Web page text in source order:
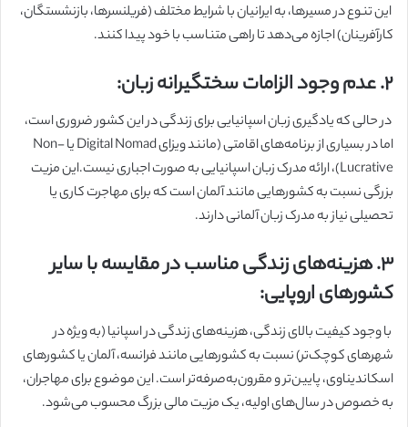
این تنوع در مسیرها، به ایرانیان با شرایط مختلف (فریلنسرها، بازنشستگان،
کارآفرینان) اجازه می‌دهد تا راهی متناسب با خود پیدا کنند.
۲. عدم وجود الزامات سختگیرانه زبان:
در حالی که یادگیری زبان اسپانیایی برای زندگی در این کشور ضروری است،
اما در بسیاری از برنامه‌های اقامتی (مانند ویزای Digital Nomad یا Non-
Lucrative)، ارائه مدرک زبان اسپانیایی به صورت اجباری نیست.این مزیت
بزرگی نسبت به کشورهایی مانند آلمان است که برای مهاجرت کاری یا
تحصیلی نیاز به مدرک زبان آلمانی دارند.
۳. هزینه‌های زندگی مناسب در مقایسه با سایر
کشورهای اروپایی:
با وجود کیفیت بالای زندگی، هزینه‌های زندگی در اسپانیا (به ویژه در
شهرهای کوچک‌تر) نسبت به کشورهایی مانند فرانسه، آلمان یا کشورهای
اسکاندیناوی، پایین‌تر و مقرون‌به‌صرفه‌تر است. این موضوع برای مهاجران،
به خصوص در سال‌های اولیه، یک مزیت مالی بزرگ محسوب می‌شود.